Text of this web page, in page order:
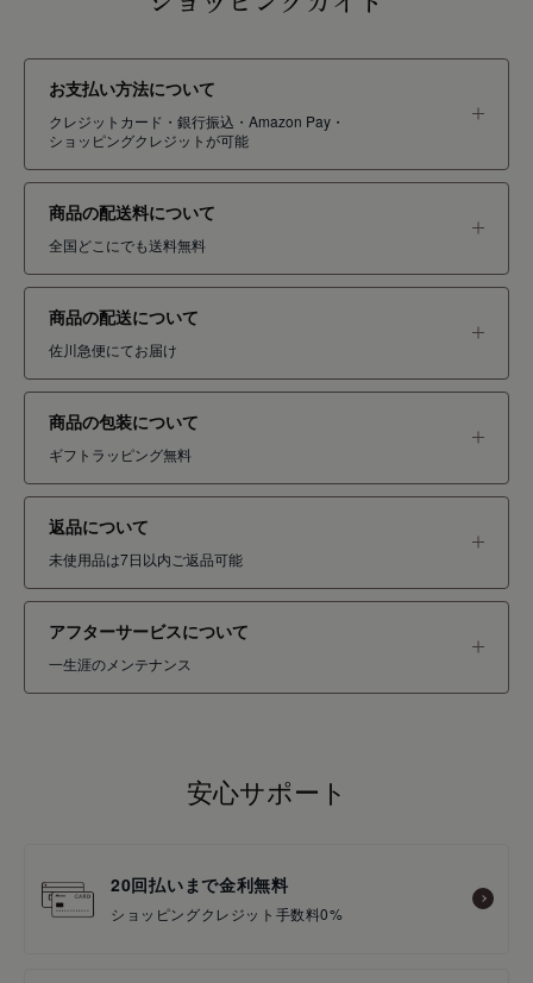
お支払い方法について
クレジットカード・銀行振込・Amazon Pay・
ショッピングクレジットが可能
商品の配送料について
全国どこにでも送料無料
商品の配送について
佐川急便にてお届け
商品の包装について
ギフトラッピング無料
返品について
未使用品は7日以内ご返品可能
アフターサービスについて
一生涯のメンテナンス
安心サポート
20回払いまで金利無料
ショッピングクレジット手数料0%